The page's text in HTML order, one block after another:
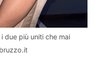
due più uniti che mai